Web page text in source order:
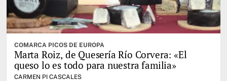
COMARCA PICOS DE EUROPA
Marta Roiz, de Quesería Río Corvera: «El
queso lo es todo para nuestra familia»
CARMEN PI CASCALES